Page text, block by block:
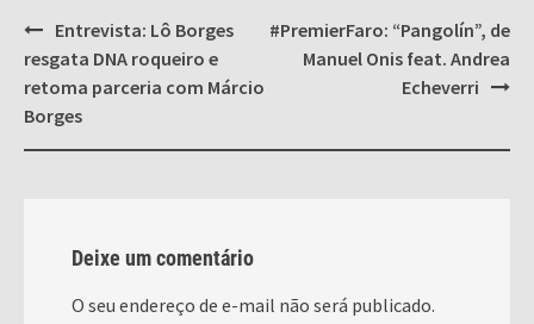
Post
navigation
Entrevista: Lô Borges
resgata DNA roqueiro e
retoma parceria com Márcio
Borges
#PremierFaro: “Pangolín”, de
Manuel Onis feat. Andrea
Echeverri
Deixe um comentário
O seu endereço de e-mail não será publicado.